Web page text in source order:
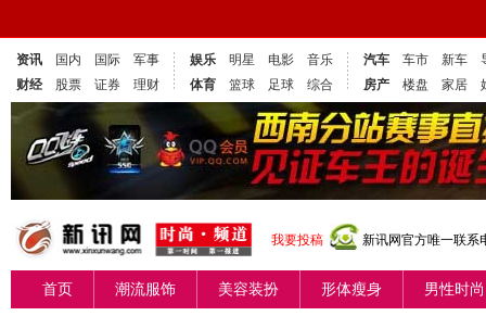
资讯 国内 国际
军事
财经
股票 证券 理财
娱乐 明星 电影
音乐
体育
篮球 足球 综合
汽车 车市 新车
房产
楼盘 家居
我要投稿 新讯网官方唯一联
首页 潮流服饰 美容装扮 形体瘦身 男性时尚